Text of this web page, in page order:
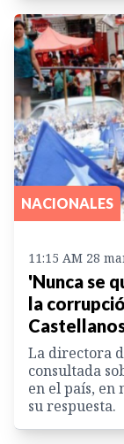
NACIONALES
11:15 AM 28
'Nunca se
la
La directora
consultada
en el país, en
su respuesta.